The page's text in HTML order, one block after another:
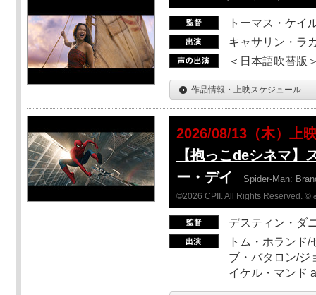
トーマス・ケイ
キャサリン・ラ
＜日本語吹替版
作品情報・上映スケジュール
2026/08/13（木）上
【抱っこdeシネマ】
ー・デイ
Spider-Man:
©2026 CPII. All Rights Reserved. ©
デスティン・ダ
トム・ホランド
ブ・バタロン/ジ
イケル・マンド